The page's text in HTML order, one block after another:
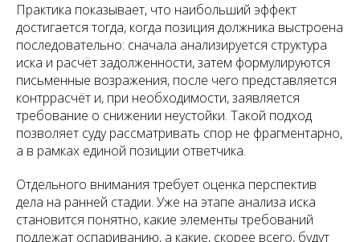
Практика показывает, что наибольший эффект
достигается тогда, когда позиция должника выстроена
последовательно: сначала анализируется структура
иска и расчёт задолженности, затем формулируются
письменные возражения, после чего представляется
контррасчёт и, при необходимости, заявляется
требование о снижении неустойки. Такой подход
позволяет суду рассматривать спор не фрагментарно,
а в рамках единой позиции ответчика.
Отдельного внимания требует оценка перспектив
дела на ранней стадии. Уже на этапе анализа иска
становится понятно, какие элементы требований
подлежат оспариванию, а какие, скорее всего, будут